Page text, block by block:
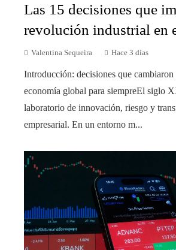
Las 15 decisiones que
revolución industrial en
Valentina Sequeira Hace 3 días
Introducción: decisiones que
economía global para siempreEl siglo
laboratorio de innovación, riesgo y
empresarial. En un entorno m...